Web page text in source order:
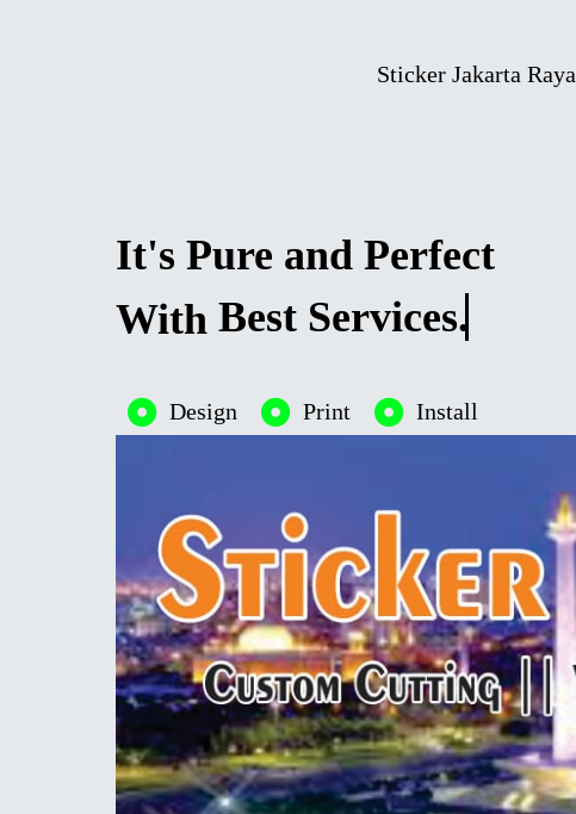
Sticker Jakarta Raya
It's Pure and Perfect
With Best Services.
Design Print Install